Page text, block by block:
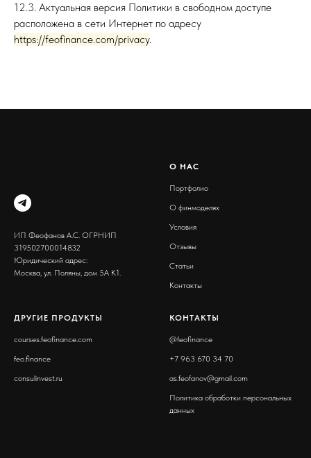
12.3. Актуальная версия Политики в свободном доступе
расположена в сети Интернет по адресу
https://feofinance.com/privacy.
ИП Феофанов А.С. ОГРНИП
319502700014832
Юридический адрес:
Москва, ул. Поляны, дом 5А К1.
О НАС
Портфолио
О финмоделях
Условия
Отзывы
Статьи
Контакты
ДРУГИЕ ПРОДУКТЫ
courses.feofinance.com
feo.finance
consulinvest.ru
КОНТАКТЫ
@feofinance
+7 963 670 34 70
as.feofanov@gmail.com
Политика обработки персональных
данных